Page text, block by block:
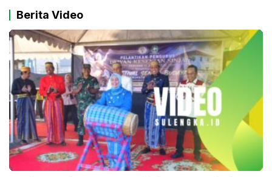
Berita Video